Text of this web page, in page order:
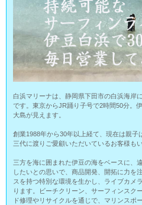
白浜マリーナは、静岡県下田市の白浜海岸
です。東京からJR踊り子号で2時間50分。
大島が見えます。
創業1988年から30年以上経て、現在は親子
三代に渡りご愛顧いただいているお客様も
三方を海に囲まれた伊豆の海をベースに、
したいとの思いで、商品開発、開拓に力を
スを持つ特別な環境を生かし、ライブカメ
ります。ビーチクリーン、サーフィンスク
ド修理やリサイクルを通じで、マリンスポ